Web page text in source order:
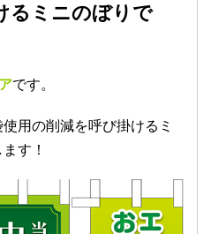
るミニのぼりで
です。
用の削減を呼び掛けるミ
す！